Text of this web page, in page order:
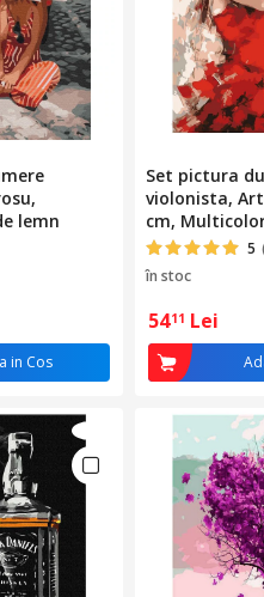
lemn
in Cos
Set pictura
violonista,
cm,
5
în stoc
5411 Lei